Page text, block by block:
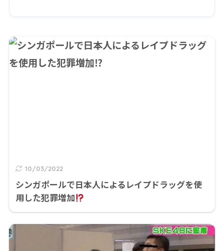
10/03/2022
シンガポールで日本人によるレイプドラッグを使
用した犯罪増加